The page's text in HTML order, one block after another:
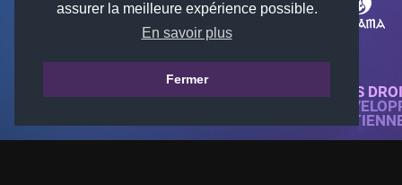
assurer la meilleure expérience possible.
En savoir plus
Fermer
© 2018-2026 KTARENA. TOUS
SITE WEB ENTIÈREMENT
TOUTES LES IMAGES